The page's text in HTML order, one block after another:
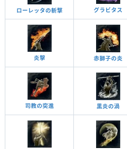
ローレッタの斬撃 グラビタス
炎擊 赤獅子の炎
司教の突進 黒炎の渦